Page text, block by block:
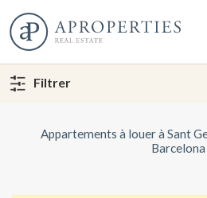
Filtrer
Appartements à louer à Sant
Barcelona